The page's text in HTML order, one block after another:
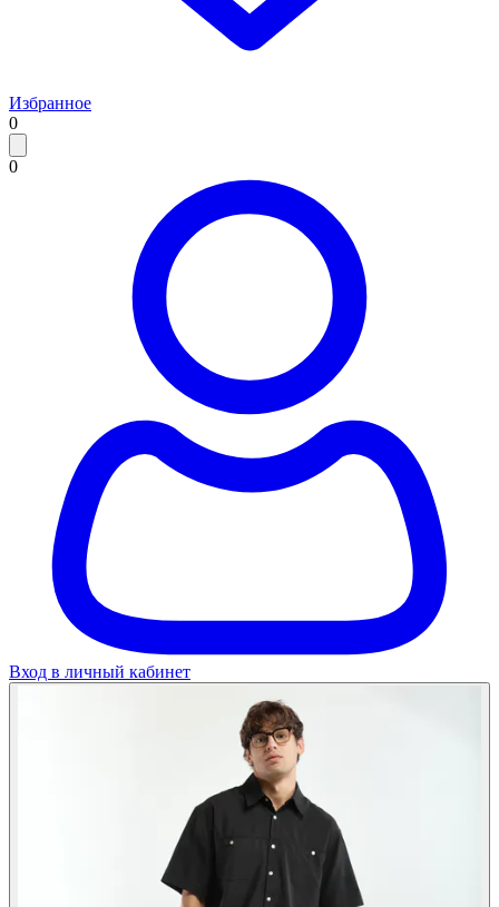
Избранное
0
0
Вход в личный кабинет